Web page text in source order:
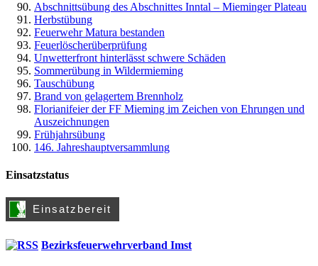
Abschnittsübung des Abschnittes Inntal – Mieminger Plateau
Herbstübung
Feuerwehr Matura bestanden
Feuerlöscherüberprüfung
Unwetterfront hinterlässt schwere Schäden
Sommerübung in Wildermieming
Tauschübung
Brand von gelagertem Brennholz
Florianifeier der FF Mieming im Zeichen von Ehrungen und
Auszeichnungen
Frühjahrsübung
146. Jahreshauptversammlung
Einsatzstatus
Bezirksfeuerwehrverband Imst